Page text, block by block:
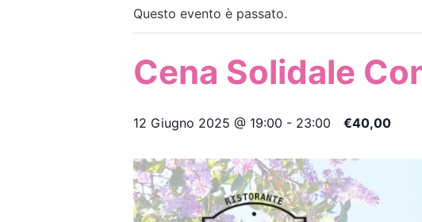
Questo evento è passato.
Cena Solidale
12 Giugno 2025 @ 19:00 - 23:00 €40,00